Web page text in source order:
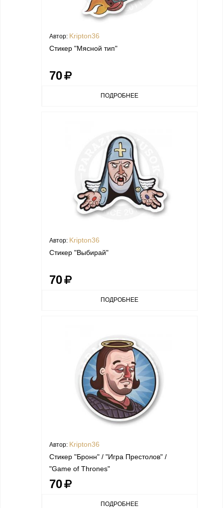
Автор: Kripton36
Стикер "Мясной тип"
70
ПОДРОБНЕЕ
Автор: Kripton36
Стикер "Выбирай"
70
ПОДРОБНЕЕ
Автор: Kripton36
Стикер "Бронн" / "Игра Престолов" /
"Game of Thrones"
70
ПОДРОБНЕЕ